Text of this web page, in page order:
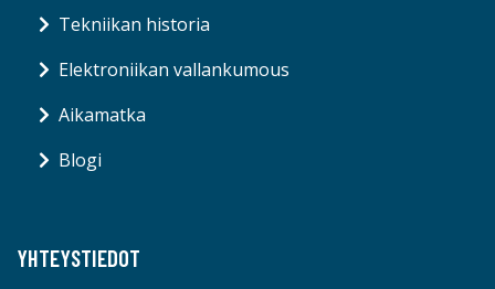
Tekniikan historia
Elektroniikan vallankumous
Aikamatka
Blogi
YHTEYSTIEDOT